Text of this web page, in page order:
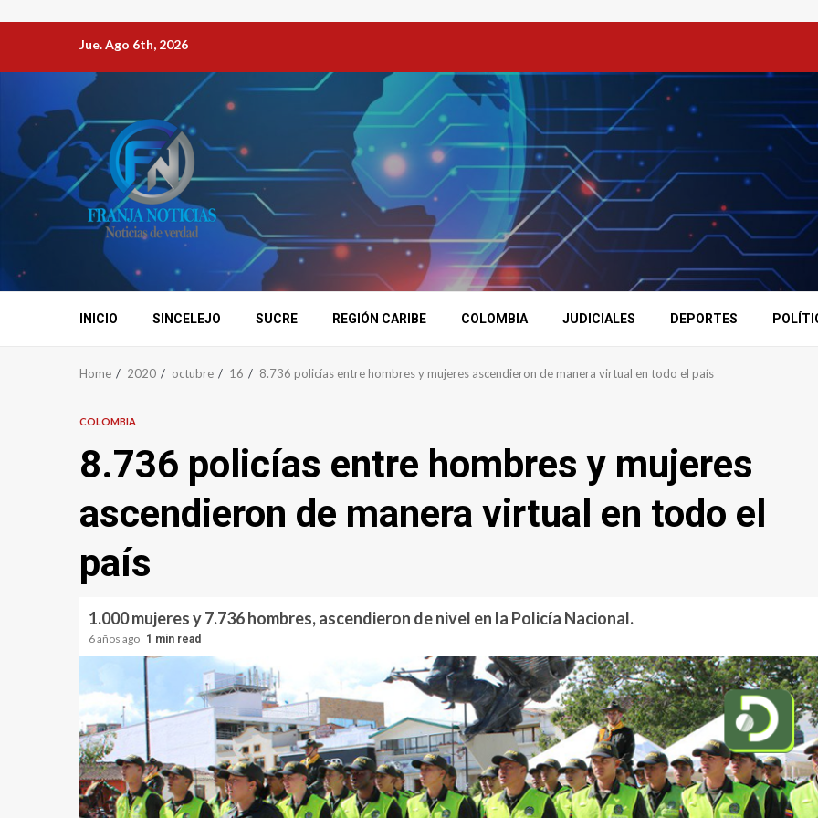
Jue. Ago 6th, 2026
INICIO SINCELEJO SUCRE REGIÓN CARIBE COLOMBIA JUDICIALES DEPORTES
Home 2020 octubre 16 8.736 policías entre hombres y mujeres ascendieron de manera virtual en todo el país
COLOMBIA
8.736 policías entre hombres y mujeres
ascendieron de manera virtual en todo el
país
1.000 mujeres y 7.736 hombres, ascendieron de nivel en la Policía Nacional.
6 años ago 1 min read